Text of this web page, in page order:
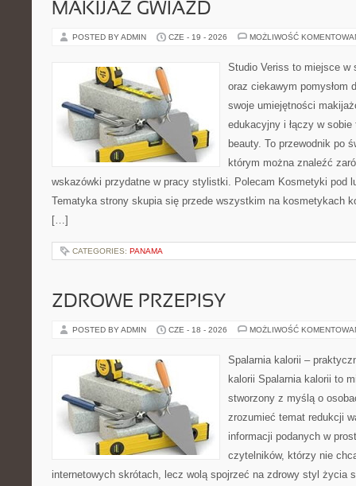
MAKIJAŻ GWIAZD
POSTED BY ADMIN CZE - 19 - 2026 MOŻLIWOŚĆ
Studio Veriss to miejsce w
oraz ciekawym pomysłom
swoje umiejętności
edukacyjny i łączy w
beauty. To przewodnik po
którym można znaleźć
wskazówki przydatne w pracy stylistki. Polecam Kosmetyki pod
Tematyka strony skupia się przede wszystkim na kosmetykach
[…]
CATEGORIES: PANAMA
ZDROWE PRZEPISY
POSTED BY ADMIN CZE - 18 - 2026 MOŻLIWOŚĆ
Spalarnia kalorii –
kalorii Spalarnia kalorii to
stworzony z myślą o
zrozumieć temat redukcji
informacji podanych w
czytelników, którzy nie
internetowych skrótach, lecz wolą spojrzeć na zdrowy styl życia